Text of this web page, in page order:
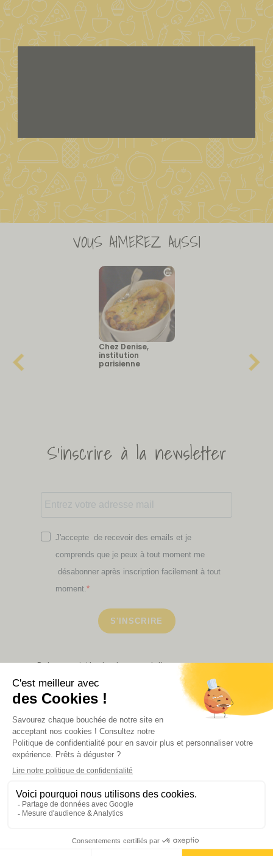
VOUS AIMEREZ AUSSI
Chez Denise,
institution
parisienne
S'inscrire à la newsletter
J'accepte de recevoir des emails et je
comprends que je peux à tout moment me
désabonner après inscription facilement à tout
moment.
S'INSCRIRE
Retrouvez ici toutes les newsletters que vous avez
VOIR NOS PARTENAIRES
LA BOUTIQUE